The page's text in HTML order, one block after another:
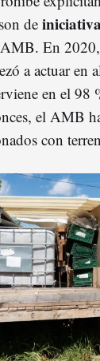
de
En
a actuar en
en el 98
el AMB
con